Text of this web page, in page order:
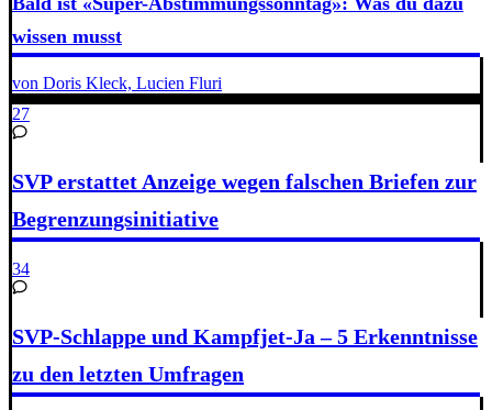
wissen musst
von Doris Kleck, Lucien Fluri
27
SVP erstattet Anzeige wegen falschen Briefen zur
Begrenzungsinitiative
34
SVP-Schlappe und Kampfjet-Ja – 5 Erkenntnisse
zu den letzten Umfragen